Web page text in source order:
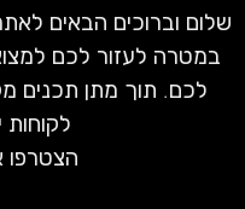
שלום וברוכים הבאים
במטרה לעזור לכם
לכם. תוך מתן תכנים
לקוחות
הצטרפו